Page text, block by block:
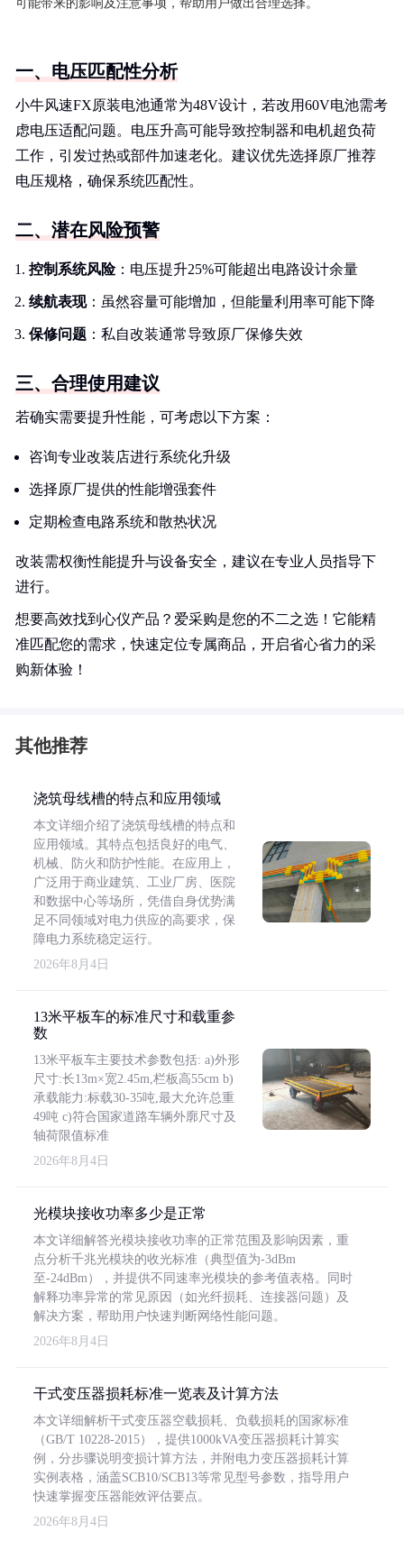
可能带来的影响及注意事项，帮助用户做出合理选择。
一、电压匹配性分析
小牛风速FX原装电池通常为48V设计，若改用60V电池需考
虑电压适配问题。电压升高可能导致控制器和电机超负荷
工作，引发过热或部件加速老化。建议优先选择原厂推荐
电压规格，确保系统匹配性。
二、潜在风险预警
控制系统风险：电压提升25%可能超出电路设计余量
续航表现：虽然容量可能增加，但能量利用率可能下降
保修问题 ：私自改装通常导致原厂保修失效
三、合理使用建议
若确实需要提升性能，可考虑以下方案：
咨询专业改装店进行系统化升级
选择原厂提供的性能增强套件
定期检查电路系统和散热状况
改装需权衡性能提升与设备安全，建议在专业人员指导下
进行。
想要高效找到心仪产品？爱采购是您的不二之选！它能精
准匹配您的需求，快速定位专属商品，开启省心省力的采
购新体验！
其他推荐
浇筑母线槽的特点和应用领域
本文详细介绍了浇筑母线槽的特点和
应用领域。其特点包括良好的电气、
机械、防火和防护性能。在应用上，
广泛用于商业建筑、工业厂房、医院
和数据中心等场所，凭借自身优势满
足不同领域对电力供应的高要求，保
障电力系统稳定运行。
2026年8月4日
13米平板车的标准尺寸和载重参
数
13米平板车主要技术参数包括: a)外形
尺寸:长13m×宽2.45m,栏板高55cm b)
承载能力:标载30-35吨,最大允许总重
49吨 c)符合国家道路车辆外廓尺寸及
轴荷限值标准
2026年8月4日
光模块接收功率多少是正常
本文详细解答光模块接收功率的正常范围及影响因素，重
点分析千兆光模块的收光标准（典型值为-3dBm
至-24dBm），并提供不同速率光模块的参考值表格。同时
解释功率异常的常见原因（如光纤损耗、连接器问题）及
解决方案，帮助用户快速判断网络性能问题。
2026年8月4日
干式变压器损耗标准一览表及计算方法
本文详细解析干式变压器空载损耗、负载损耗的国家标准
（GB/T 10228-2015），提供1000kVA变压器损耗计算实
例，分步骤说明变损计算方法，并附电力变压器损耗计算
实例表格，涵盖SCB10/SCB13等常见型号参数，指导用户
快速掌握变压器能效评估要点。
2026年8月4日